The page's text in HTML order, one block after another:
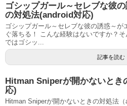
ゴシップガール～セレブな彼
の対処法(android対応)
ゴシップガール～セレブな彼の誘惑～が
ぐ落ちる！ こんな経験はないですか？
ではゴシッ...
記事を読む
Hitman Sniperが開かないとき
応)
Hitman Sniperが開かないときの対処法